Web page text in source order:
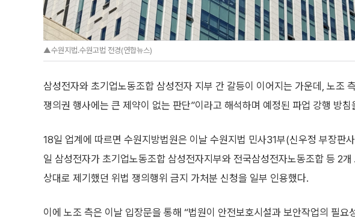
▲수원지법.수원고법 전경(연합뉴스)
삼성전자와 초기업노동조합 삼성전자 지부 간 갈등이 이어지는 가운데, 노조
쟁의권 행사에는 큰 제약이 없는 판단”이라고 해석하며 예정된 파업 강행 방침
18일 업계에 따르면 수원지방법원은 이날 수원지법 민사31부(신우정 부장판
일 삼성전자가 초기업노동조합 삼성전자지부와 전국삼성전자노동조합 등 2개
상대로 제기했던 위법 쟁의행위 금지 가처분 신청을 일부 인용했다.
이에 노조 측은 이날 입장문을 통해 “법원이 안전보호시설과 보안작업의 필요